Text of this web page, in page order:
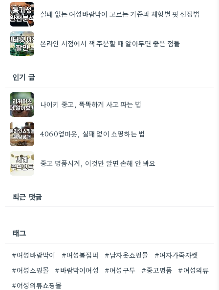
실패 없는 여성바람막이 고르는 기준과 체형별 핏 선정법
온라인 서점에서 책 주문할 때 알아두면 좋은 점들
인기 글
나이키 중고, 똑똑하게 사고 파는 법
4060엄마옷, 실패 없이 쇼핑하는 법
중고 명품시계, 이것만 알면 손해 안 봐요
최근 댓글
태그
#여성바람막이 #여성봄점퍼 #남자옷쇼핑몰
#여자가죽자켓
#여성쇼핑몰
#바람막이여성 #여성구두 #중고명품
#여성의류
#여성의류쇼핑몰